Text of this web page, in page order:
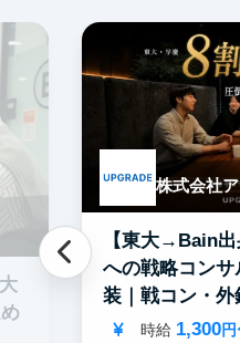
スタートアップ
フレックス勤務
交通費支給
株式会社
【東大→Bain
への戦略コン
装｜戦コン・外
数
時給 1,300円